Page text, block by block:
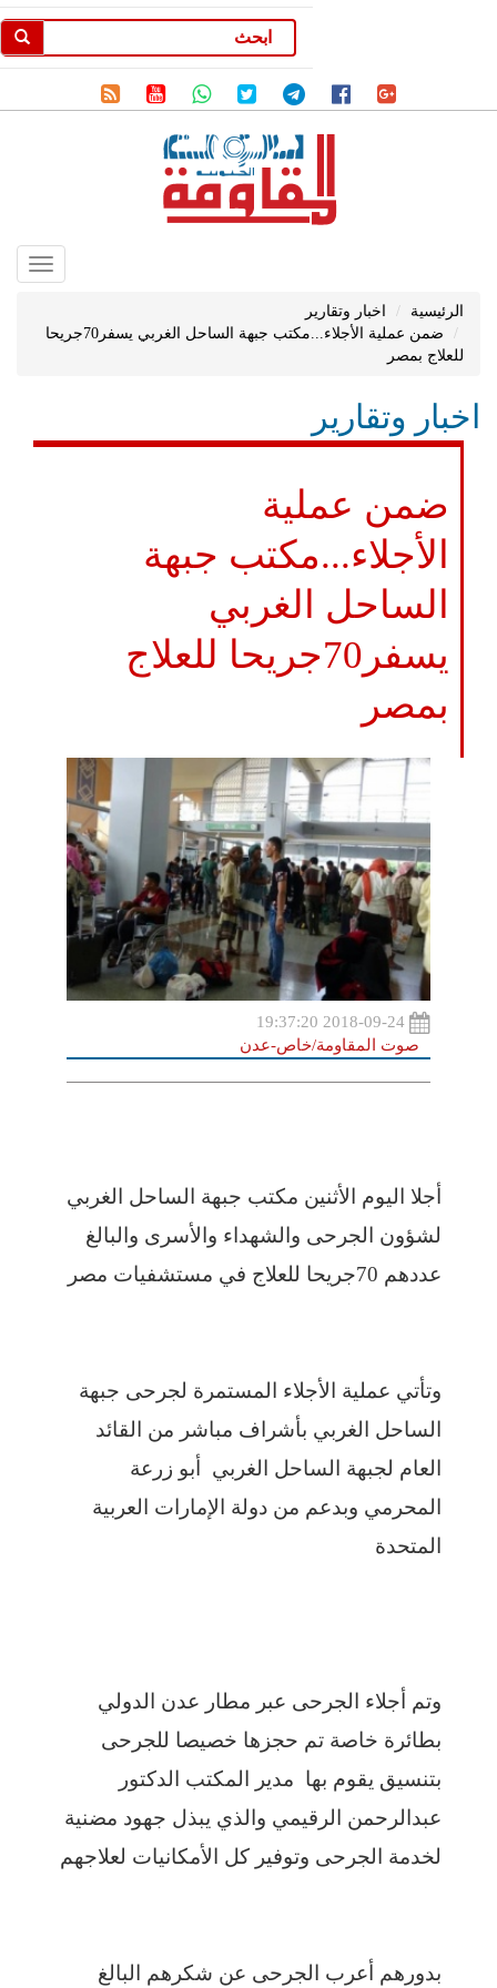
الرئيسية
اخبار وتقارير
ضمن عملية الأجلاء...مكتب جبهة الساحل الغربي يسفر70جريحا
للعلاج بمصر
اخبار وتقارير
ضمن عملية
الأجلاء...مكتب جبهة
الساحل الغربي
يسفر70جريحا للعلاج
بمصر
صوت المقاومة/خاص-عدن
أجلا اليوم الأثنين مكتب جبهة الساحل الغربي
لشؤون الجرحى والشهداء والأسرى والبالغ
عددهم 70جريحا للعلاج في مستشفيات مصر
وتأتي عملية الأجلاء المستمرة لجرحى جبهة
الساحل الغربي بأشراف مباشر من القائد
العام لجبهة الساحل الغربي أبو زرعة
المحرمي وبدعم من دولة الإمارات العربية
المتحدة
وتم أجلاء الجرحى عبر مطار عدن الدولي
بطائرة خاصة تم حجزها خصيصا للجرحى
بتنسيق يقوم بها مدير المكتب الدكتور
عبدالرحمن الرقيمي والذي يبذل جهود مضنية
لخدمة الجرحى وتوفير كل الأمكانيات لعلاجهم
بدورهم أعرب الجرحى عن شكرهم البالغ